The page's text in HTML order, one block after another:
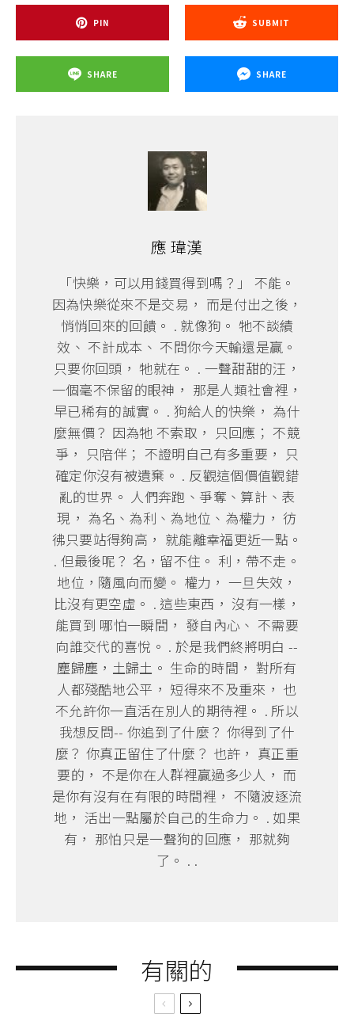
PIN SUBMIT
SHARE SHARE
應 瑋漢
「快樂，可以用錢買得到嗎？」 不能。
因為快樂從來不是交易， 而是付出之後，
悄悄回來的回饋。 . 就像狗。 牠不談績
效、 不計成本、 不問你今天輸還是贏。
只要你回頭， 牠就在。 . 一聲甜甜的汪，
一個毫不保留的眼神， 那是人類社會裡，
早已稀有的誠實。 . 狗給人的快樂， 為什
麼無價？ 因為牠 不索取， 只回應； 不競
爭， 只陪伴； 不證明自己有多重要， 只
確定你沒有被遺棄。 . 反觀這個價值觀錯
亂的世界。 人們奔跑、爭奪、算計、表
現， 為名、為利、為地位、為權力， 彷
彿只要站得夠高， 就能離幸福更近一點。
. 但最後呢？ 名，留不住。 利，帶不走。
地位，隨風向而變。 權力， 一旦失效，
比沒有更空虛。 . 這些東西， 沒有一樣，
能買到 哪怕一瞬間， 發自內心、 不需要
向誰交代的喜悅。 . 於是我們終將明白 --
塵歸塵，土歸土。 生命的時間， 對所有
人都殘酷地公平， 短得來不及重來， 也
不允許你一直活在別人的期待裡。 . 所以
我想反問-- 你追到了什麼？ 你得到了什
麼？ 你真正留住了什麼？ 也許， 真正重
要的， 不是你在人群裡贏過多少人， 而
是你有沒有在有限的時間裡， 不隨波逐流
地， 活出一點屬於自己的生命力。 . 如果
有， 那怕只是一聲狗的回應， 那就夠
了。 . .
有關的